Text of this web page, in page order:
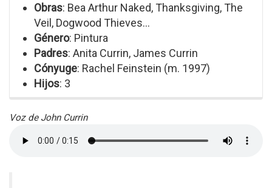
Obras: Bea Arthur Naked, Thanksgiving, The
Veil, Dogwood Thieves...
Género: Pintura
Padres: Anita Currin, James Currin
Cónyuge: Rachel Feinstein (m. 1997)
Hijos: 3
Voz de John Currin